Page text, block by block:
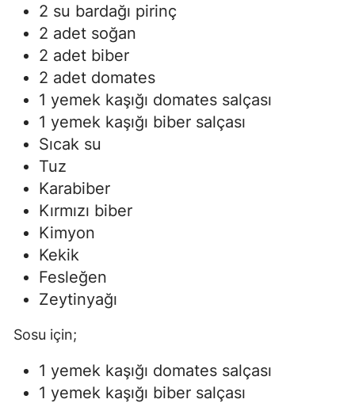
2 su bardağı pirinç
2 adet soğan
2 adet biber
2 adet domates
1 yemek kaşığı domates salçası
1 yemek kaşığı biber salçası
Sıcak su
Tuz
Karabiber
Kırmızı biber
Kimyon
Kekik
Fesleğen
Zeytinyağı
Sosu için;
1 yemek kaşığı domates salçası
1 yemek kaşığı biber salçası